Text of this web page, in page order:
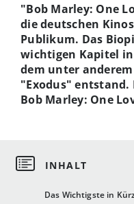
Das Wichtigste in
"Bob Marley: One
die deutschen
Publikum. Das
wichtigen Kapitel
dem unter
"Exodus" entstand.
Bob Marley: One